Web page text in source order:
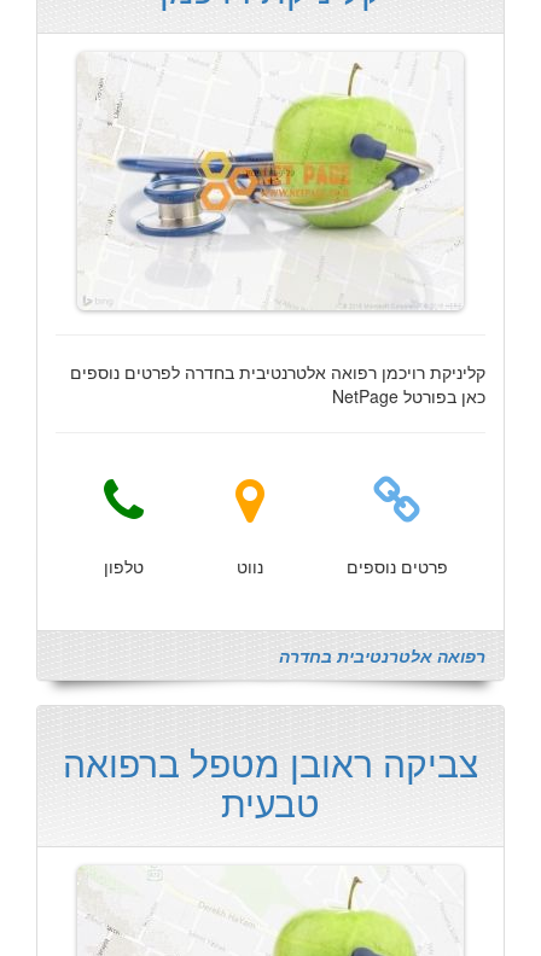
קליניקת רויכמן רפואה אלטרנטיבית בחדרה לפרטים נוספים
כאן בפורטל NetPage
פרטים נוספים נווט טלפון
רפואה אלטרנטיבית בחדרה
צביקה ראובן מטפל ברפואה
טבעית